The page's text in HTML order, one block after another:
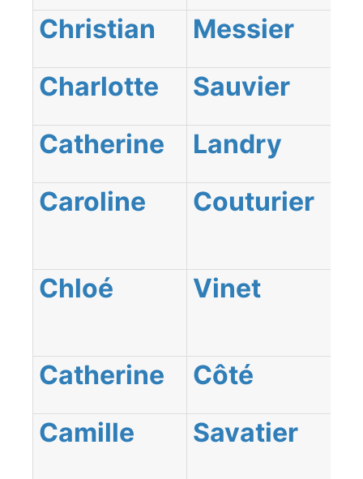
Christian
Messier
Charlotte
Sauvier
Catherine
Landry
Caroline
Couturier
Chloé Vinet
Catherine
Côté
Camille
Savatier